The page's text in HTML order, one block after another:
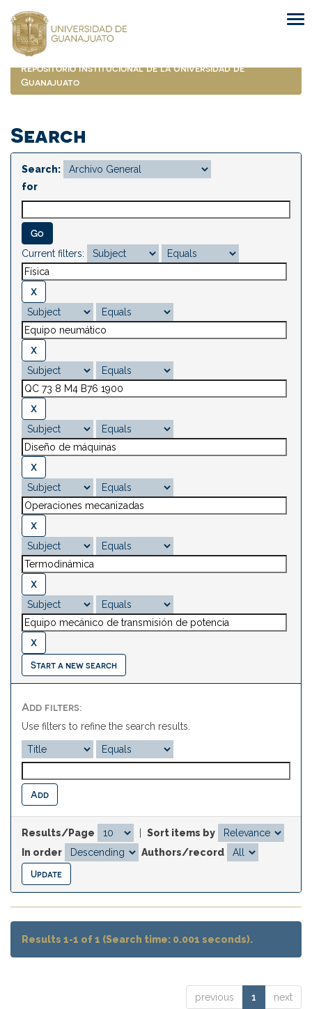
navigation
Repositorio Institucional de la Universidad de
Guanajuato
Search
Search:
for
Current filters:
Start a new search
Add filters:
Use filters to refine the search results.
Results/Page
Sort items by
In order
Authors/record
Results 1-1 of 1 (Search time: 0.001 seconds).
previous 1 next